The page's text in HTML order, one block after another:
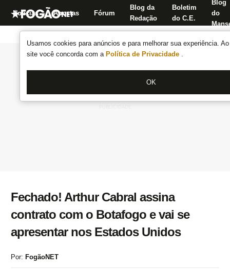
Usamos cookies para anúncios e para melhorar sua experiência.
site você concorda com a Política de Privacidade .
OK
Notícias Apostas Fórum
Blog da
Redação
Boletim
do C.E.
Blog
do
Fechado! Arthur Cabral assina
contrato com o Botafogo e vai se
apresentar nos Estados Unidos
Por: FogãoNET